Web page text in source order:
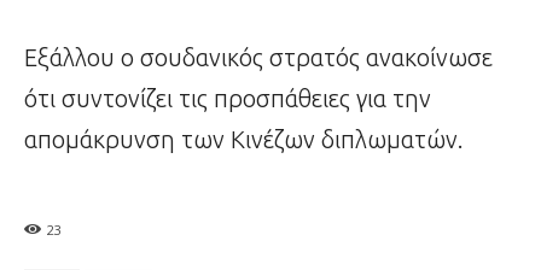
Εξάλλου ο σουδανικός στρατός ανακοίνωσε
ότι συντονίζει τις προσπάθειες για την
απομάκρυνση των Κινέζων διπλωματών.
23